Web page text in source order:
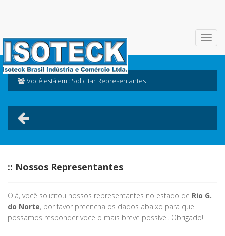
Você está em : Solicitar Representantes
:: Nossos Representantes
Olá, você solicitou nossos representantes no estado de Rio G.
do Norte, por favor preencha os dados abaixo para que
possamos responder voce o mais breve possível. Obrigado!